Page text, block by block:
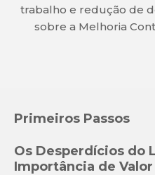
trabalho e redução de
sobre a Melhoria
Primeiros Passos
Os Desperdícios do
Importância de Valor